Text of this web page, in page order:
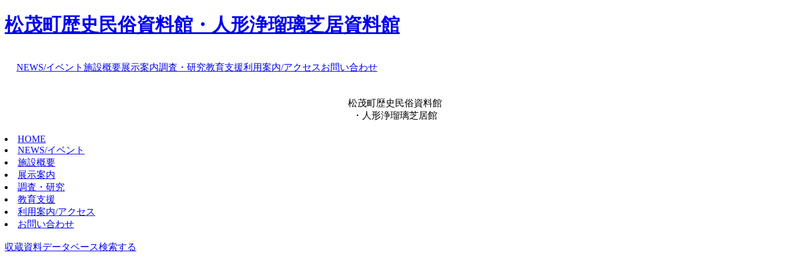
松茂町歴史民俗資料館・人形浄瑠璃芝居資料館
NEWS/イベント 施設概要展示案内調査・研究教育支援利用案内/アクセスお問い合わせ
松茂町歴史民俗資料館
・人形浄瑠璃芝居館
HOME
NEWS/イベント
施設概要
展示案内
調査・研究
教育支援
利用案内/アクセス
お問い合わせ
収蔵資料データベース検索する